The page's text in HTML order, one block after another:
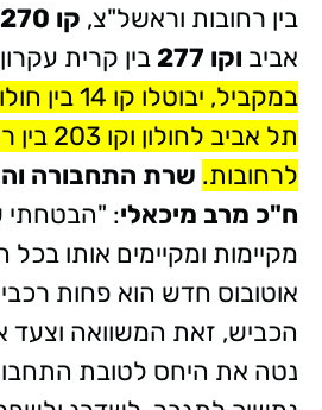
בין רחובות וראשל"צ, קו 270
אביב וקו 277
בין קרית
תל אביב
לרחובות. שרת התחבורה
ח"כ מרב מיכאלי: "הבטחתי
מקיימות ומקיימים אותו
אוטובוס חדש הוא פחות
הכביש, זאת המשוואה וצעד
נטה את היחס לטובת